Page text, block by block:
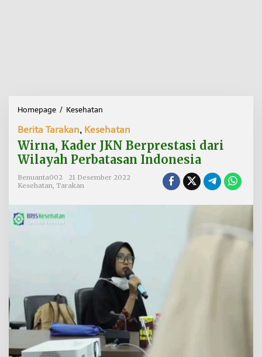
Homepage / Kesehatan
r
n
a
,
e
N
B
r
t
a
s
Berita Tarakan, Kesehatan
Wirna, Kader JKN Berprestasi dari
Wilayah Perbatasan Indonesia
Benuanta002
21 Desember 2022
Kesehatan Tarakan